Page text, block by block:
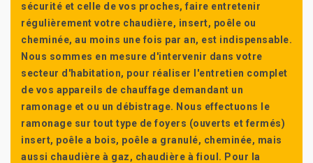
sécurité et celle de vos proches, faire entretenir
régulièrement votre chaudière, insert, poêle ou
cheminée, au moins une fois par an, est indispensable.
Nous sommes en mesure d'intervenir dans votre
secteur d'habitation, pour réaliser l'entretien complet
de vos appareils de chauffage demandant un
ramonage et ou un débistrage. Nous effectuons le
ramonage sur tout type de foyers (ouverts et fermés)
insert, poêle a bois, poêle a granulé, cheminée, mais
aussi chaudière à gaz, chaudière à fioul. Pour la